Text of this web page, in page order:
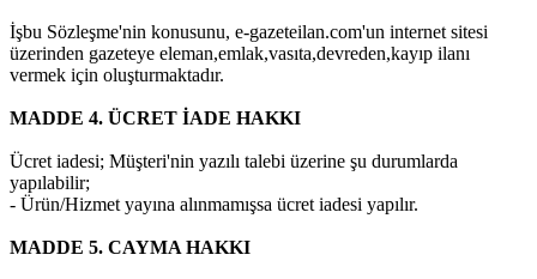
İşbu Sözleşme'nin konusunu, e-gazeteilan.com'un internet sitesi
üzerinden gazeteye eleman,emlak,vasıta,devreden,kayıp ilanı
vermek için oluşturmaktadır.
MADDE 4. ÜCRET İADE HAKKI
Ücret iadesi; Müşteri'nin yazılı talebi üzerine şu durumlarda
yapılabilir;
- Ürün/Hizmet yayına alınmamışsa ücret iadesi yapılır.
MADDE 5. CAYMA HAKKI